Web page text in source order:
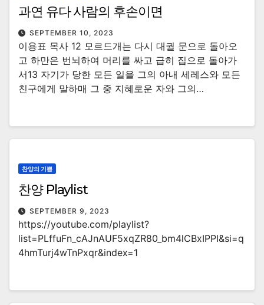
과연 유다 사람의 후손이면
SEPTEMBER 10, 2023
이용표 목사 12 모르드개는 다시 대궐 문으로 돌아오
고 하만은 번뇌하여 머리를 싸고 급히 집으로 돌아가
서13 자기가 당한 모든 일을 그의 아내 세레스와 모든
친구에게 말하매 그 중 지혜로운 자와 그의…
찬양의 기쁨
찬양 Playlist
SEPTEMBER 9, 2023
https://youtube.com/playlist?
list=PLffuFn_cAJnAUF5xqZR80_bm4lCBxIPPI&si=q
4hmTurj4wTnPxqr&index=1